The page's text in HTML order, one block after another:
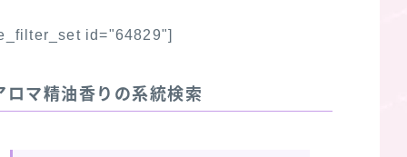
id="64829"]
ロマ精油香りの系統検索